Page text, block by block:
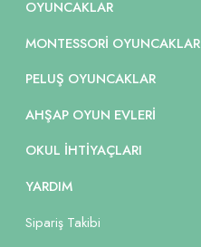
OYUNCAKLAR
MONTESSORI OYUNCAKLAR
PELUŞ OYUNCAKLAR
AHŞAP OYUN EVLERI
OKUL İHTIYAÇLARI
YARDIM
Sipariş Takibi